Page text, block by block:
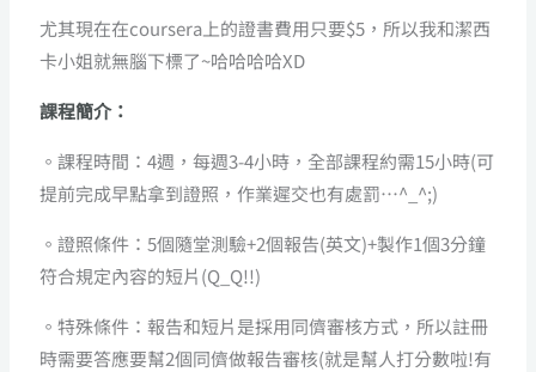
尤其現在在coursera上的證書費用只要$5，所以我和潔西
卡小姐就無腦下標了~哈哈哈哈XD
課程簡介：
。課程時間：4週，每週3-4小時，全部課程約需15小時(可
提前完成早點拿到證照，作業遲交也有處罰…^_^;)
。證照條件：5個隨堂測驗+2個報告(英文)+製作1個3分鐘
符合規定內容的短片(Q_Q!!)
。特殊條件：報告和短片是採用同儕審核方式，所以註冊
時需要答應要幫2個同儕做報告審核(就是幫人打分數啦!有